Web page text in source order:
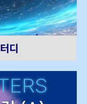
디